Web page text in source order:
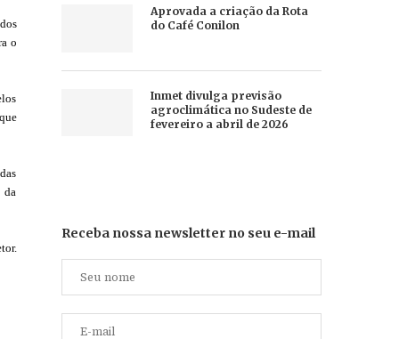
o
da
Aprovada a criação da Rota
do Café Conilon
Inmet divulga previsão
agroclimática no Sudeste de
fevereiro a abril de 2026
Receba nossa newsletter no seu e-mail